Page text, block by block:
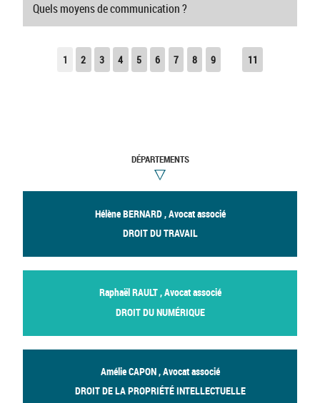
Quels moyens de communication ?
1 2 3 4 5 6 7 8 9 11
DÉPARTEMENTS
Hélène BERNARD , Avocat associé
DROIT DU TRAVAIL
Raphaël RAULT , Avocat associé
DROIT DU NUMÉRIQUE
Amélie CAPON , Avocat associé
DROIT DE LA PROPRIÉTÉ INTELLECTUELLE